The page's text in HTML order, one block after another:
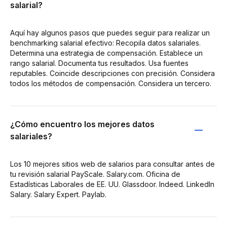
salarial?
Aquí hay algunos pasos que puedes seguir para realizar un
benchmarking salarial efectivo: Recopila datos salariales.
Determina una estrategia de compensación. Establece un
rango salarial. Documenta tus resultados. Usa fuentes
reputables. Coincide descripciones con precisión. Considera
todos los métodos de compensación. Considera un tercero.
¿Cómo encuentro los mejores datos
salariales?
Los 10 mejores sitios web de salarios para consultar antes de
tu revisión salarial PayScale. Salary.com. Oficina de
Estadísticas Laborales de EE. UU. Glassdoor. Indeed. LinkedIn
Salary. Salary Expert. Paylab.